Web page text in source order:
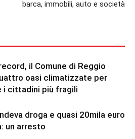
barca, immobili, auto e società
il Comune di Reggio
oasi climatizzate per
i cittadini più fragili
droga e quasi 20mila euro
un arresto